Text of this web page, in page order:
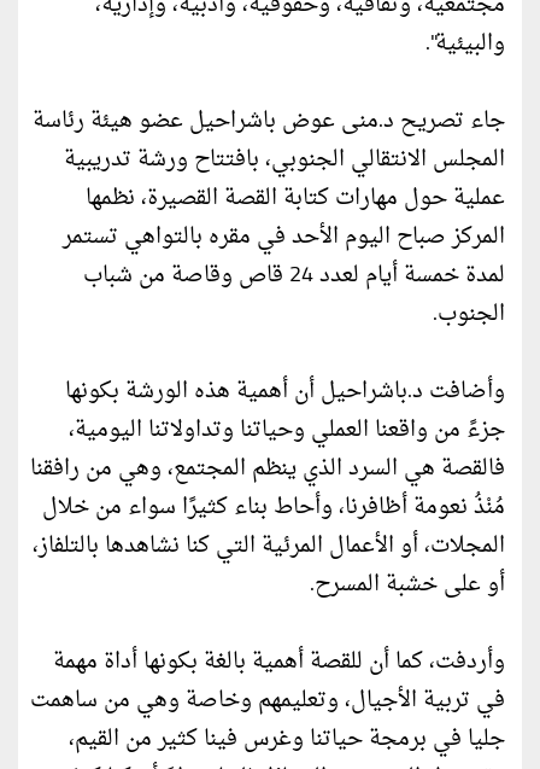
والبيئية".
جاء تصريح د.منى عوض باشراحيل عضو هيئة رئاسة
المجلس الانتقالي الجنوبي، بافتتاح ورشة تدريبية
عملية حول مهارات كتابة القصة القصيرة، نظمها
المركز صباح اليوم الأحد في مقره بالتواهي تستمر
لمدة خمسة أيام لعدد 24 قاص وقاصة من شباب
الجنوب.
وأضافت د.باشراحيل أن أهمية هذه الورشة بكونها
جزءً من واقعنا العملي وحياتنا وتداولاتنا اليومية،
فالقصة هي السرد الذي ينظم المجتمع، وهي من رافقنا
مُنْذُ نعومة أظافرنا، وأحاط بناء كثيرًا سواء من خلال
المجلات، أو الأعمال المرئية التي كنا نشاهدها بالتلفاز،
أو على خشبة المسرح.
وأردفت، كما أن للقصة أهمية بالغة بكونها أداة مهمة
في تربية الأجيال، وتعليمهم وخاصة وهي من ساهمت
جليا في برمجة حياتنا وغرس فينا كثير من القيم،